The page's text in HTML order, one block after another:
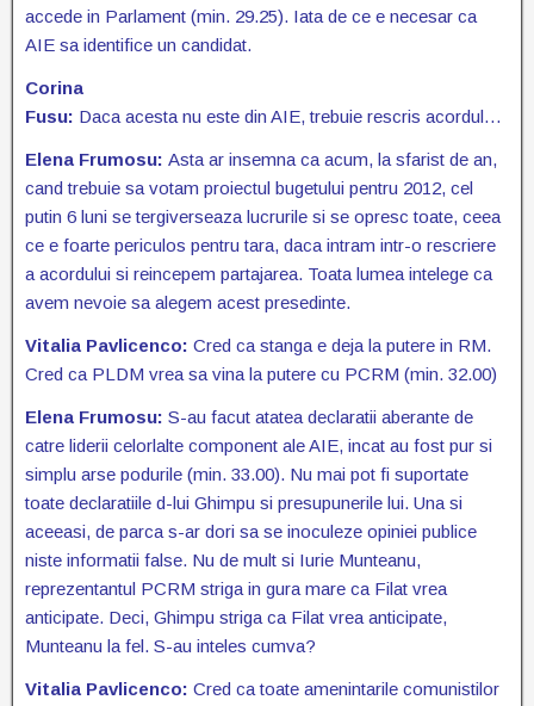
accede in Parlament (min. 29.25). Iata de ce e necesar ca
AIE sa identifice un candidat.
Corina
Fusu: Daca acesta nu este din AIE, trebuie rescris acordul…
Elena Frumosu: Asta ar insemna ca acum, la sfarist de an,
cand trebuie sa votam proiectul bugetului pentru 2012, cel
putin 6 luni se tergiverseaza lucrurile si se opresc toate, ceea
ce e foarte periculos pentru tara, daca intram intr-o rescriere
a acordului si reincepem partajarea. Toata lumea intelege ca
avem nevoie sa alegem acest presedinte.
Vitalia Pavlicenco: Cred ca stanga e deja la putere in RM.
Cred ca PLDM vrea sa vina la putere cu PCRM (min. 32.00)
Elena Frumosu: S-au facut atatea declaratii aberante de
catre liderii celorlalte component ale AIE, incat au fost pur si
simplu arse podurile (min. 33.00). Nu mai pot fi suportate
toate declaratiile d-lui Ghimpu si presupunerile lui. Una si
aceeasi, de parca s-ar dori sa se inoculeze opiniei publice
niste informatii false. Nu de mult si Iurie Munteanu,
reprezentantul PCRM striga in gura mare ca Filat vrea
anticipate. Deci, Ghimpu striga ca Filat vrea anticipate,
Munteanu la fel. S-au inteles cumva?
Vitalia Pavlicenco: Cred ca toate amenintarile comunistilor